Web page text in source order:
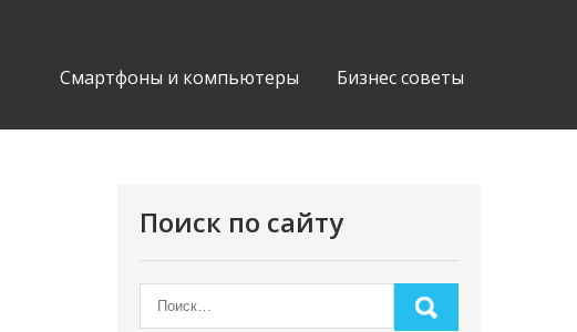
Смартфоны и компьютеры Бизнес советы
Поиск по сайту